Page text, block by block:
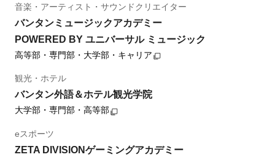
音楽・アーティスト・サウンドクリエイター
バンタンミュージックアカデミー
POWERED BY ユニバーサル ミュージック
高等部・専門部・大学部・キャリア
観光・ホテル
バンタン外語＆ホテル観光学院
大学部・専門部・高等部
eスポーツ
ZETA DIVISIONゲーミングアカデミー